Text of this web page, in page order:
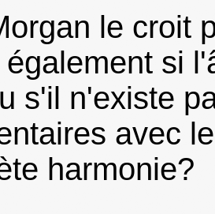
le croit
si
s'il n'existe
avec
harmonie?